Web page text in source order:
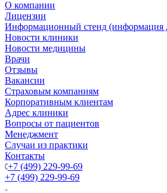
О компании
Лицензии
Информационный стенд (информация
Новости клиники
Новости медицины
Врачи
Отзывы
Вакансии
Страховым компаниям
Корпоративным клиентам
Адрес клиники
Вопросы от пациентов
Менеджмент
Случаи из практики
Контакты
+7 (499) 229-99-69
+7 (499) 229-99-69